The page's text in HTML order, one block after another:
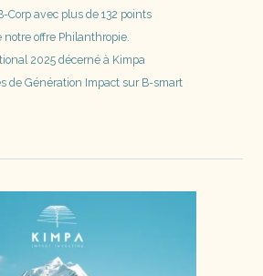
Corp avec plus de 132 points
offre Philanthropie.
2025 décerné à Kimpa
de Génération Impact sur B-smart